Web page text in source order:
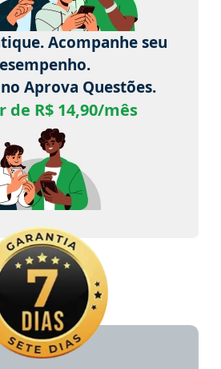
Acompanhe seu
Aprova Questões.
de R$ 14,90/mês